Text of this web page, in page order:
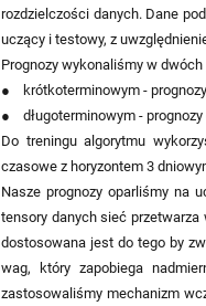
rozdzielczości danych. Dane
uczący i testowy, z
Prognozy wykonaliśmy w
● krótkoterminowym -
● długoterminowym - prognozy
Do treningu algorytmu
czasowe z horyzontem 3
Nasze prognozy oparliśmy na
tensory danych sieć
dostosowana jest do tego by
wag, który zapobiega
zastosowaliśmy mechanizm